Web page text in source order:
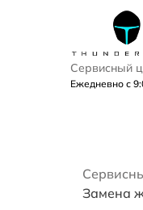
Сервисный
Ежедневно с
Замена